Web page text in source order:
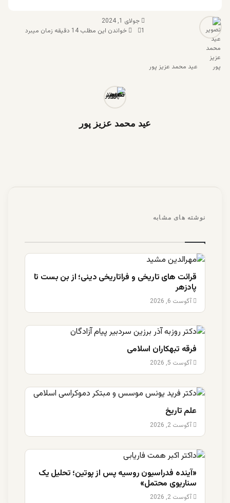
عید محمد عزیز پور
جولای 1, 2024
1
خواندن این مطلب 14 دقیقه زمان میبرد
عید محمد عزیز پور
نوشته های مشابه
قرائت های تاریخی و فراتاریخی دینی؛ از بن بست تا
پادزهر
آگوست 6, 2026
فرقه تبهکاران اسلامی
آگوست 5, 2026
علم تاریخ
آگوست 2, 2026
«آینده فدراسیون روسیه پس از پوتین؛ تحلیل یک
سناریوی محتمل»
آگوست 2, 2026